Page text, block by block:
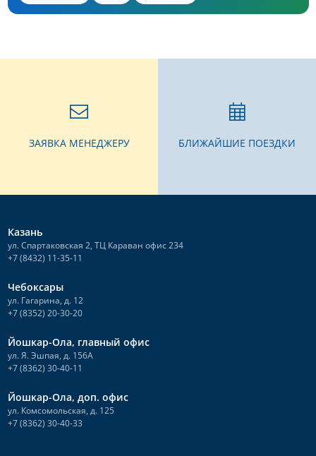
ЗАЯВКА МЕНЕДЖЕРУ БЛИЖАЙШИЕ ПОЕЗДКИ
Казань
ул. Спартаковская 2, ТЦ Караван офис 234
+7 (8432) 11-35-11
Чебоксары
ул. Гагарина, д. 12
+7 (8352) 20-30-20
Йошкар-Ола, главный офис
ул. Я. Эшпая, д. 156А
+7 (8362) 30-40-11
Йошкар-Ола, доп. офис
ул. Комсомольская, д. 125
+7 (8362) 30-40-33